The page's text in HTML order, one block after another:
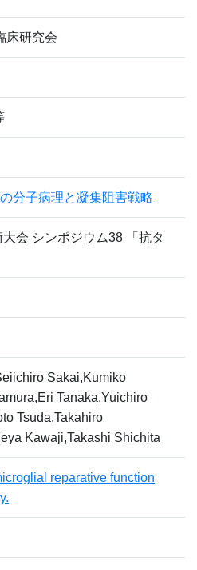
床研究会
分子病理と凝集阻害戦略
会 シンポジウム38 「抗タ
Sakai,Kumiko
Tanaka,Yuichiro
Tsuda,Takahiro
Kawaji,Takashi Shichita
reparative function